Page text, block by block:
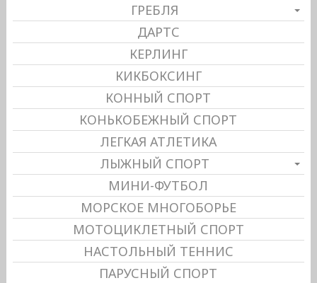
ГРЕБЛЯ
ДАРТС
КЕРЛИНГ
КИКБОКСИНГ
КОННЫЙ СПОРТ
КОНЬКОБЕЖНЫЙ СПОРТ
ЛЕГКАЯ АТЛЕТИКА
ЛЫЖНЫЙ СПОРТ
МИНИ-ФУТБОЛ
МОРСКОЕ МНОГОБОРЬЕ
МОТОЦИКЛЕТНЫЙ СПОРТ
НАСТОЛЬНЫЙ ТЕННИС
ПАРУСНЫЙ СПОРТ